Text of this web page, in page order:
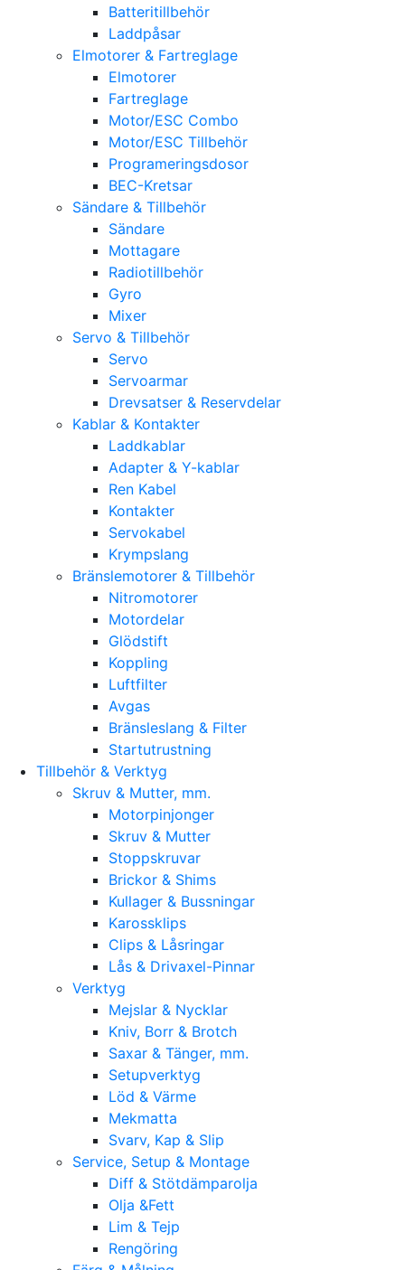
Batteritillbehör
Laddpåsar
Elmotorer & Fartreglage
Elmotorer
Fartreglage
Motor/ESC Combo
Motor/ESC Tillbehör
Programeringsdosor
BEC-Kretsar
Sändare & Tillbehör
Sändare
Mottagare
Radiotillbehör
Gyro
Mixer
Servo & Tillbehör
Servo
Servoarmar
Drevsatser & Reservdelar
Kablar & Kontakter
Laddkablar
Adapter & Y-kablar
Ren Kabel
Kontakter
Servokabel
Krympslang
Bränslemotorer & Tillbehör
Nitromotorer
Motordelar
Glödstift
Koppling
Luftfilter
Avgas
Bränsleslang & Filter
Startutrustning
Tillbehör & Verktyg
Skruv & Mutter, mm.
Motorpinjonger
Skruv & Mutter
Stoppskruvar
Brickor & Shims
Kullager & Bussningar
Karossklips
Clips & Låsringar
Lås & Drivaxel-Pinnar
Verktyg
Mejslar & Nycklar
Kniv, Borr & Brotch
Saxar & Tänger, mm.
Setupverktyg
Löd & Värme
Mekmatta
Svarv, Kap & Slip
Service, Setup & Montage
Diff & Stötdämparolja
Olja &Fett
Lim & Tejp
Rengöring